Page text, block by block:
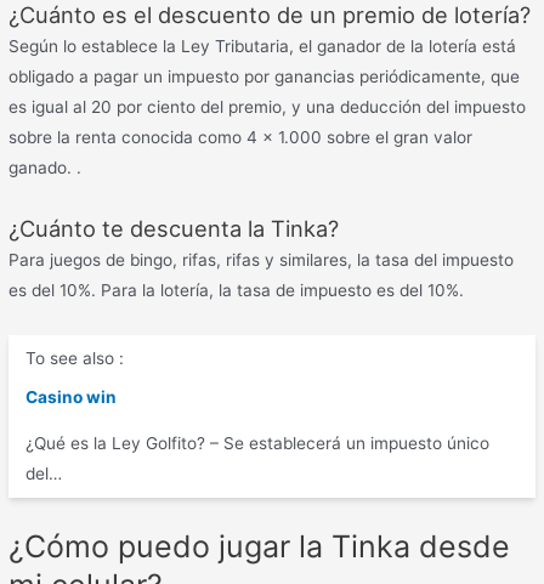
¿Cuánto es el descuento de un premio de lotería?
Según lo establece la Ley Tributaria, el ganador de la lotería está
obligado a pagar un impuesto por ganancias periódicamente, que
es igual al 20 por ciento del premio, y una deducción del impuesto
sobre la renta conocida como 4 x 1.000 sobre el gran valor
ganado. .
¿Cuánto te descuenta la Tinka?
Para juegos de bingo, rifas, rifas y similares, la tasa del impuesto
es del 10%. Para la lotería, la tasa de impuesto es del 10%.
To see also :
Casino win
¿Qué es la Ley Golfito? – Se establecerá un impuesto único
del…
¿Cómo puedo jugar la Tinka desde